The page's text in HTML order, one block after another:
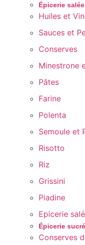
Épicerie salée
Huiles et
Sauces et
Conserves
Minestrone
Pâtes
Farine
Polenta
Semoule et
Risotto
Riz
Grissini
Piadine
Epicerie
Épicerie
Conserves